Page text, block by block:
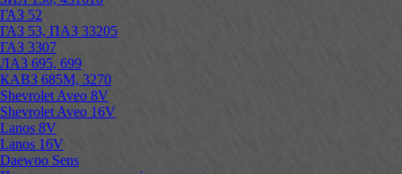
ГАЗ 52
ГАЗ 53, ПАЗ 33205
ГАЗ 3307
ЛАЗ 695, 699
КАВЗ 685М, 3270
Shevrolet Aveo 8V
Shevrolet Aveo 16V
Lanos 8V
Lanos 16V
Daewoo Sens